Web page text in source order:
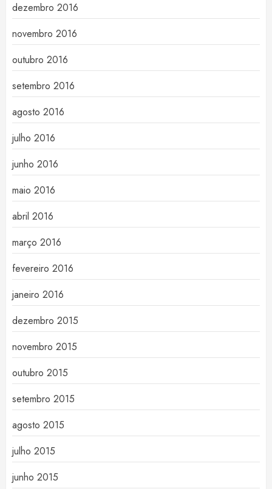
dezembro 2016
novembro 2016
outubro 2016
setembro 2016
agosto 2016
julho 2016
junho 2016
maio 2016
abril 2016
março 2016
fevereiro 2016
janeiro 2016
dezembro 2015
novembro 2015
outubro 2015
setembro 2015
agosto 2015
julho 2015
junho 2015